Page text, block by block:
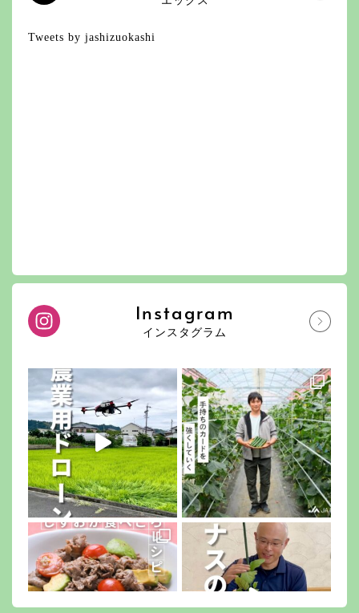
Tweets by jashizuokashi
Instagram
インスタグラム